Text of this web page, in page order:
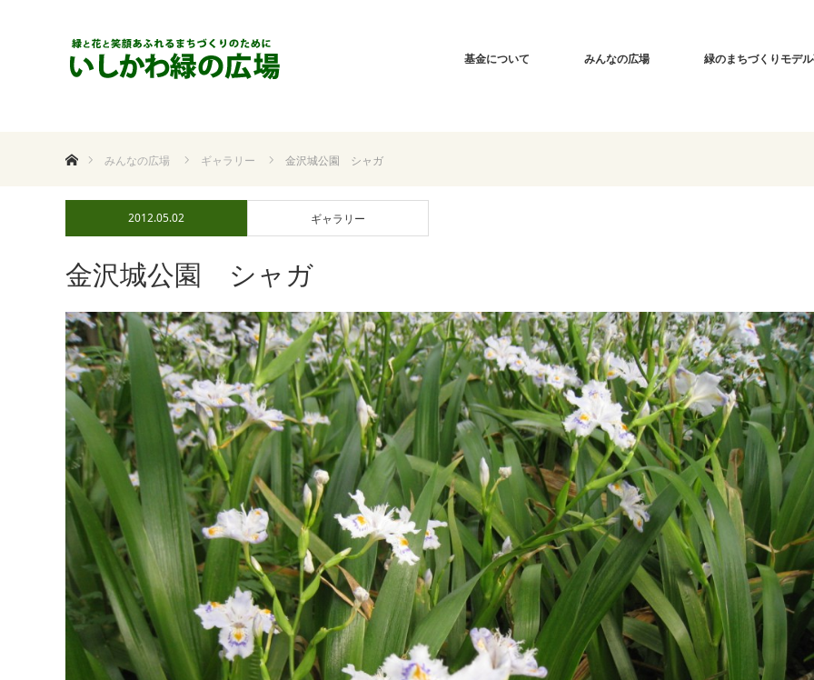
基金について みんなの広場 緑のまちづくりモデ
みんなの広場
ギャラリー 金沢城公園 シャガ
2012.05.02 ギャラリー
金沢城公園 シャガ